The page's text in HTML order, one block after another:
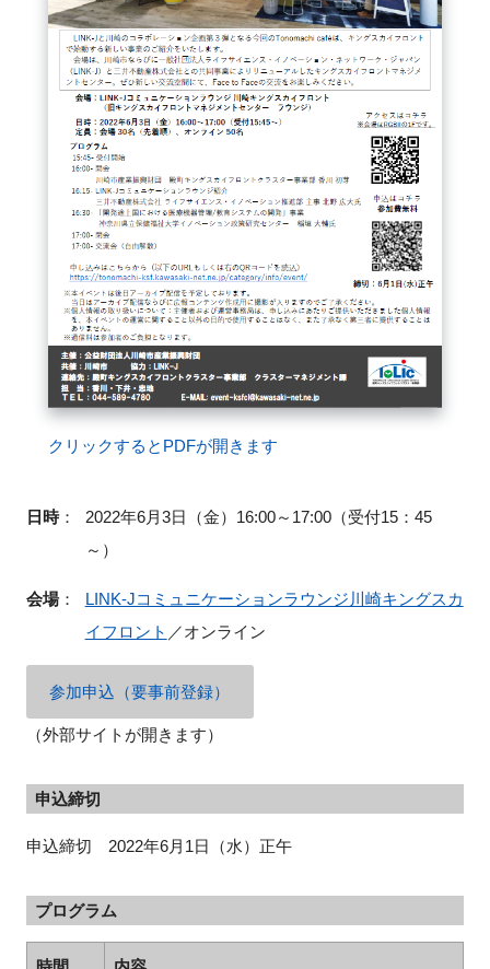
施設・アクセス
イベントお知らせメール登録
閉じる
クリックするとPDFが開きます
日時：
2022年6月3日（金）16:00～17:00（受付15：45
～）
会場：
LINK-Jコミュニケーションラウンジ川崎キングスカ
イフロント ／オンライン
参加申込（要事前登録）
（外部サイトが開きます）
申込締切
申込締切 2022年6月1日（水）正午
プログラム